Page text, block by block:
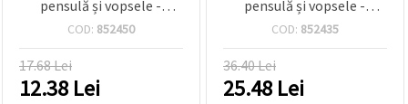
pensulă și vopsele -
iepuraș
COD: 852450
17.68 Lei
12.38 Lei
pensulă și vopsele -
Camion
COD: 852435
36.40 Lei
25.48 Lei